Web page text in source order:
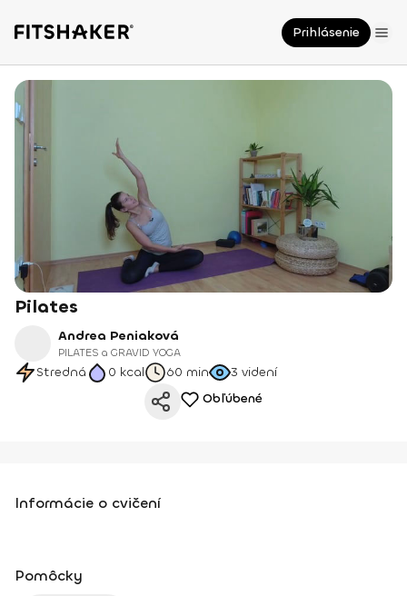
Prihlásenie
Pilates
Andrea Peniaková
PILATES a GRAVID YOGA
Stredná 0 kcal 60 min 3 videní
Obľúbené
Informácie o cvičení
Pomôcky